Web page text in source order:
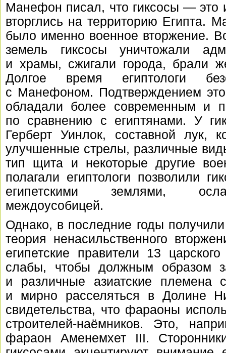
Манефон писал, что гиксосы — это
вторглись на территорию Египта.
было именно военное вторжение.
земель гиксосы уничтожали
и храмы, сжигали города, брали
Долгое время египтологи
с Манефоном. Подтверждением
обладали более современным и
по сравнению с египтянами. У
Герберт Уинлок, составной лук,
улучшенные стрелы, различные
тип щита и некоторые другие
полагали египтологи позволили
египетскими землями,
междоусобицей.
Однако, в последние годы
теория ненасильственного
египетские правители 13
слабы, чтобы должным образом
и различные азиатские племена
и мирно расселяться в Долине
свидетельства, что фараоны
строителей-наёмников. Это,
фараон Аменемхет III.